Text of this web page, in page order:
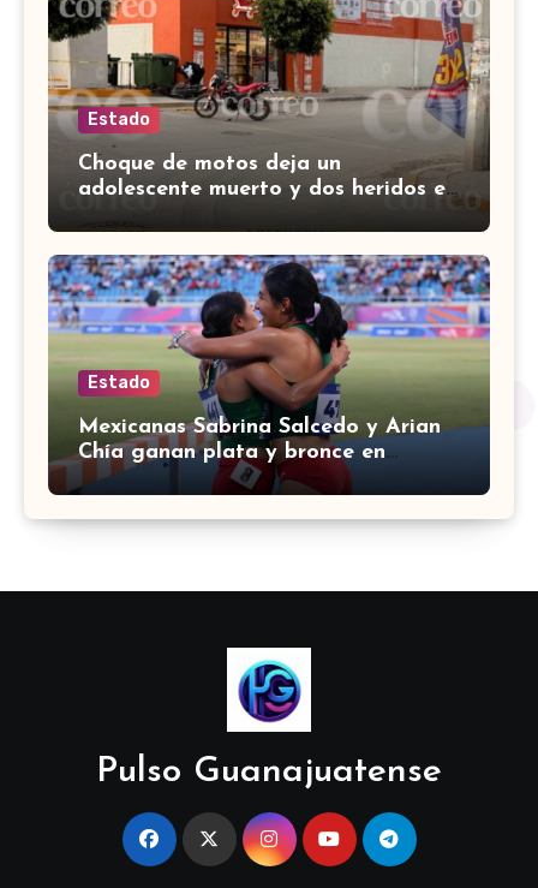
Estado
Choque de motos deja un
adolescente muerto y dos heridos en
colina Los Presidentes, en León
Estado
Mexicanas Sabrina Salcedo y Arian
Chía ganan plata y bronce en
3000m con obstáculos en
Centroamericanos 2026
Pulso Guanajuatense